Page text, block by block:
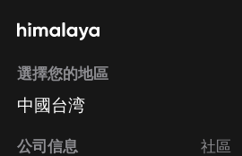
選擇您的地區
中國台湾
公司信息 社區